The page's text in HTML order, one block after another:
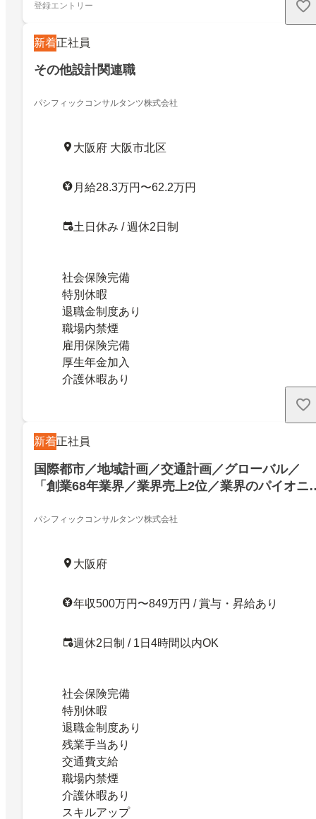
登録エントリー
新着正社員
その他設計関連職
パシフィックコンサルタンツ株式会社
大阪府 大阪市北区
月給28.3万円〜62.2万円
土日休み / 週休2日制
社会保険完備
特別休暇
退職金制度あり
職場内禁煙
雇用保険完備
厚生年金加入
介護休暇あり
新着正社員
国際都市／地域計画／交通計画／グローバル／
「創業68年業界／業界売上2位／業界のパイオニ
パシフィックコンサルタンツ株式会社
大阪府
年収500万円〜849万円 / 賞与・昇給あり
週休2日制 / 1日4時間以内OK
社会保険完備
特別休暇
退職金制度あり
残業手当あり
交通費支給
職場内禁煙
介護休暇あり
スキルアップ